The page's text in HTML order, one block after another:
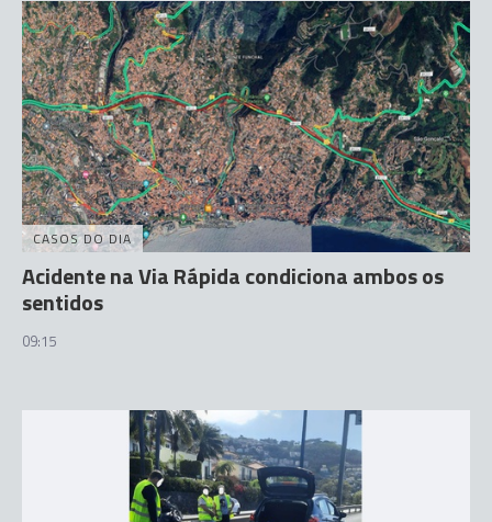
CASOS DO DIA
Acidente na Via Rápida condiciona ambos os
sentidos
09:15